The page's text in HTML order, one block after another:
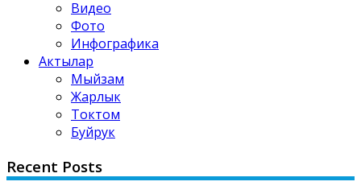
Видео
Фото
Инфографика
Актылар
Мыйзам
Жарлык
Токтом
Буйрук
Recent Posts